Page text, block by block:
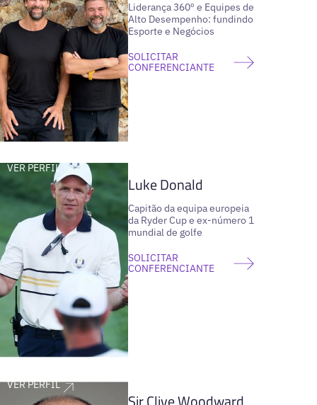
Liderança 360º e Equipes de
Alto Desempenho: fundindo
Esporte e Negócios
SOLICITAR
CONFERENCIANTE
VER PERFIL
Luke Donald
Capitão da equipa europeia
da Ryder Cup e ex-número 1
mundial de golfe
SOLICITAR
CONFERENCIANTE
VER PERFIL